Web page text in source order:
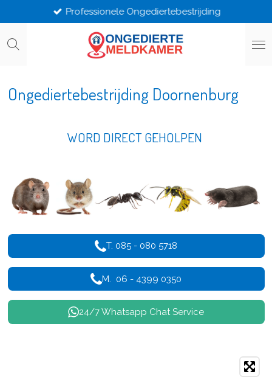
direct
naar
Professionele Ongediertebestrijding
Ongediertebestrijding Doornenburg
WORD DIRECT GEHOLPEN
T. 085 - 080 5718
M. 06 - 4399 0350
24/7 Whatsapp Chat Service